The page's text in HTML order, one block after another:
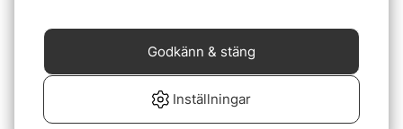
Inställningar
Godkänn & stäng